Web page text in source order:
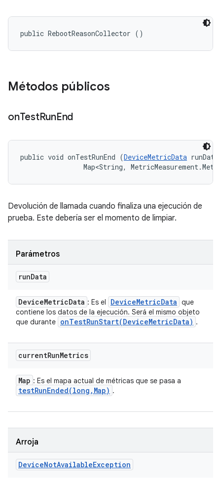
public RebootReasonCollector ()
Métodos públicos
onTestRunEnd
public void onTestRunEnd (DeviceMetricData
Map<String,
Devolución de llamada cuando finaliza una ejecución de
prueba. Este debería ser el momento de limpiar.
Parámetros
runData
DeviceMetricData : Es el DeviceMetricData que
contiene los datos de la ejecución. Será el mismo objeto
que durante onTestRunStart(DeviceMetricData) .
currentRunMetrics
Map : Es el mapa actual de métricas que se pasa a
testRunEnded(long , Map) .
Arroja
DeviceNotAvailableException